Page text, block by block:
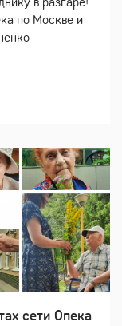
по Москве и
сети Опека